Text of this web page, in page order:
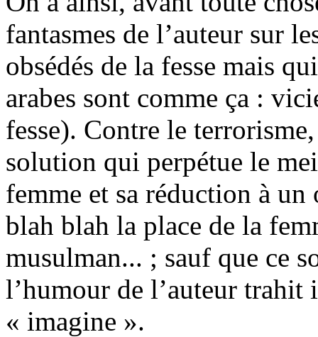
fantasmes de l’auteur sur
obsédés de la fesse mais
arabes sont comme ça :
fesse). Contre le
solution qui perpétue le
femme et sa réduction à
blah blah la place de la
musulman... ; sauf que ce
l’humour de l’auteur
« imagine ».